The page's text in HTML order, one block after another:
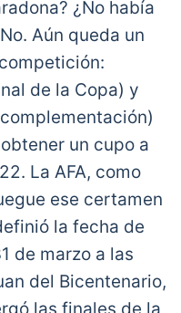
¿No había
Aún queda un
de la Copa) y
un cupo a
La AFA, como
ese certamen
la fecha de
de marzo a las
del Bicentenario,